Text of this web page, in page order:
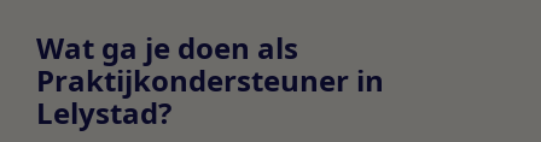
Wat ga je doen als
Praktijkondersteuner in
Lelystad?